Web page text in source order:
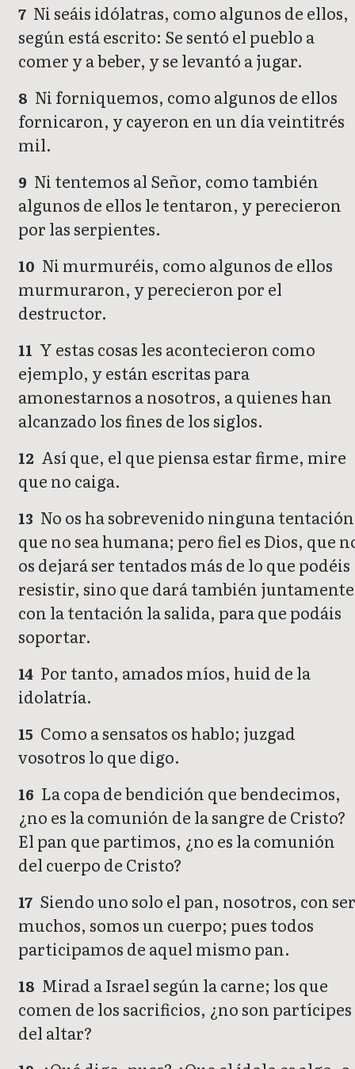
7 Ni seáis idólatras, como algunos de ellos,
según está escrito: Se sentó el pueblo a
comer y a beber, y se levantó a jugar.
8 Ni forniquemos, como algunos de ellos
fornicaron, y cayeron en un día veintitrés
mil.
9 Ni tentemos al Señor, como también
algunos de ellos le tentaron, y perecieron
por las serpientes.
10 Ni murmuréis, como algunos de ellos
murmuraron, y perecieron por el
destructor.
11 Y estas cosas les acontecieron como
ejemplo, y están escritas para
amonestarnos a nosotros, a quienes han
alcanzado los fines de los siglos.
12 Así que, el que piensa estar firme, mire
que no caiga.
13 No os ha sobrevenido ninguna tentación
que no sea humana; pero fiel es Dios, que
os dejará ser tentados más de lo que podéis
resistir, sino que dará también juntamente
con la tentación la salida, para que podáis
soportar.
14 Por tanto, amados míos, huid de la
idolatría.
15 Como a sensatos os hablo; juzgad
vosotros lo que digo.
16 La copa de bendición que bendecimos,
¿no es la comunión de la sangre de Cristo?
El pan que partimos, ¿no es la comunión
del cuerpo de Cristo?
17 Siendo uno solo el pan, nosotros, con
muchos, somos un cuerpo; pues todos
participamos de aquel mismo pan.
18 Mirad a Israel según la carne; los que
comen de los sacrificios, ¿no son partícipes
del altar?